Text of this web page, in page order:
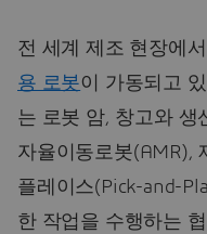
전 세계 제조 현장에서
용 로봇이 가동되고
는 로봇 암, 창고와 생
자율이동로봇(AMR),
플레이스(Pick-and-
한 작업을 수행하는